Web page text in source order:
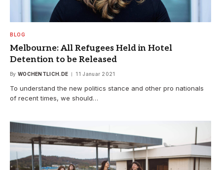
BLOG
Melbourne: All Refugees Held in Hotel
Detention to be Released
By WOCHENTLICH.DE 11 Januar 2021
To understand the new politics stance and other pro nationals
of recent times, we should…